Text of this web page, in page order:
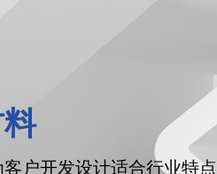
户开发设计适合行业特